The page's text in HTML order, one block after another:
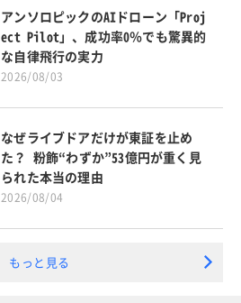
アンソロピックのAIドローン「Proj
ect Pilot」、成功率0％でも驚異的
な自律飛行の実力
2026/08/03
なぜライブドアだけが東証を止め
た？ 粉飾“わずか”53億円が重く見
られた本当の理由
2026/08/04
もっと見る